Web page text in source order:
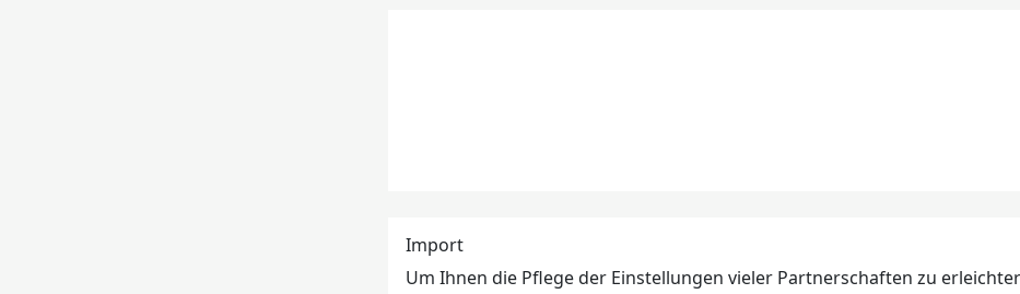
Import
Um Ihnen die Pflege der Einstellungen vieler Partnerschaften zu